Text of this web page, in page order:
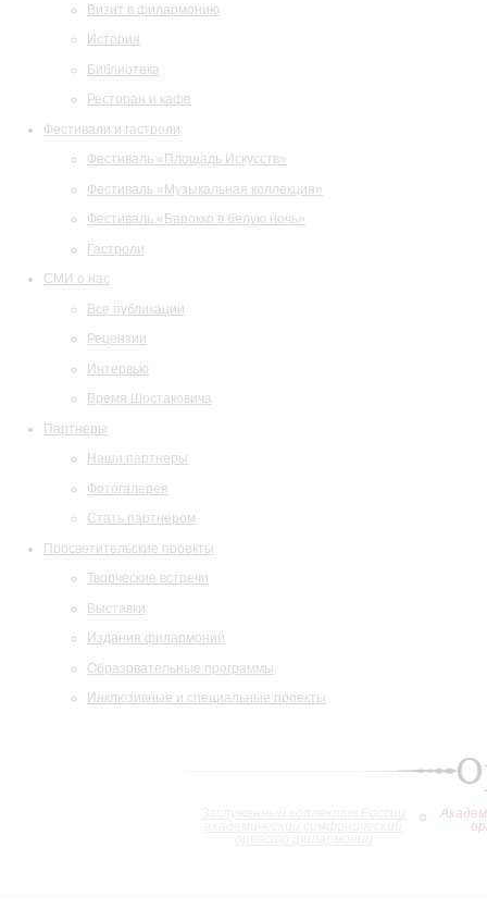
Визит в филармонию
История
Библиотека
Ресторан и кафе
Фестивали и гастроли
Фестиваль «Площадь Искусств»
Фестиваль «Музыкальная коллекция»
Фестиваль «Барокко в белую ночь»
Гастроли
СМИ о нас
Все публикации
Рецензии
Интервью
Время Шостаковича
Партнеры
Наши партнеры
Фотогалерея
Стать партнером
Просветительские проекты
Творческие встречи
Выставки
Издания филармонии
Образовательные программы
Инклюзивные и специальные проекты